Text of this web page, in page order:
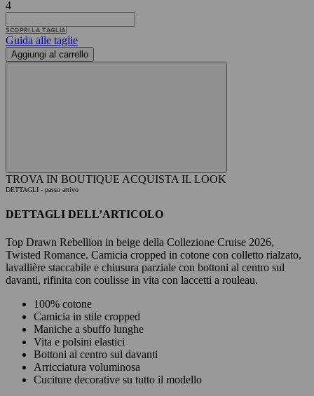
4
SCOPRI LA TAGLIA
Guida alle taglie
Aggiungi al carrello
TROVA IN BOUTIQUE ACQUISTA IL LOOK
DETTAGLI - passo attivo
DETTAGLI DELL’ARTICOLO
Top Drawn Rebellion in beige della Collezione Cruise 2026,
Twisted Romance. Camicia cropped in cotone con colletto rialzato,
lavallière staccabile e chiusura parziale con bottoni al centro sul
davanti, rifinita con coulisse in vita con laccetti a rouleau.
100% cotone
Camicia in stile cropped
Maniche a sbuffo lunghe
Vita e polsini elastici
Bottoni al centro sul davanti
Arricciatura voluminosa
Cuciture decorative su tutto il modello